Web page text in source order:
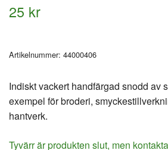
25 kr
Artikelnummer: 44000406
Indiskt vackert handfärgad snodd av
exempel för broderi,
hantverk.
Tyvärr är produkten slut, men